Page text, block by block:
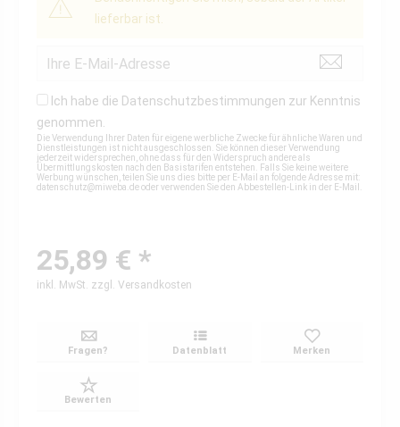
lieferbar ist.
Ich habe die Datenschutzbestimmungen zur Kenntnis
genommen.
Die Verwendung Ihrer Daten für eigene werbliche Zwecke für ähnliche Waren und
Dienstleistungen ist nicht ausgeschlossen. Sie können dieser Verwendung
jederzeit widersprechen, ohne dass für den Widerspruch andere als
Übermittlungskosten nach den Basistarifen entstehen. Falls Sie keine weitere
Werbung wünschen, teilen Sie uns dies bitte per E-Mail an folgende Adresse mit:
datenschutz@miweba.deoder verwenden Sie den Abbestellen-Link in der E-Mail.
25,89 € *
inkl. MwSt. zzgl. Versandkosten
Fragen? Datenblatt Merken
Bewerten